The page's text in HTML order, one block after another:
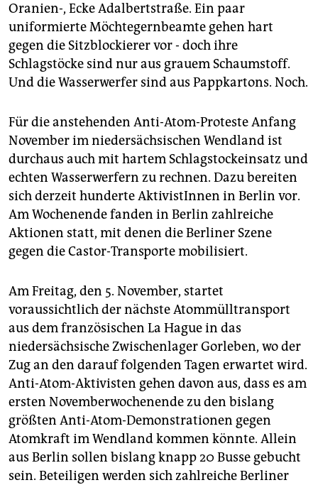
genossenschaft
epaper login
Oranien-, Ecke Adalbertstraße. Ein paar
uniformierte Möchtegernbeamte gehen hart
gegen die Sitzblockierer vor - doch ihre
Schlagstöcke sind nur aus grauem Schaumstoff.
Und die Wasserwerfer sind aus Pappkartons. Noch.
Für die anstehenden Anti-Atom-Proteste Anfang
November im niedersächsischen Wendland ist
durchaus auch mit hartem Schlagstockeinsatz und
echten Wasserwerfern zu rechnen. Dazu bereiten
sich derzeit hunderte AktivistInnen in Berlin vor.
Am Wochenende fanden in Berlin zahlreiche
Aktionen statt, mit denen die Berliner Szene
gegen die Castor-Transporte mobilisiert.
Am Freitag, den 5. November, startet
voraussichtlich der nächste Atommülltransport
aus dem französischen La Hague in das
niedersächsische Zwischenlager Gorleben, wo der
Zug an den darauf folgenden Tagen erwartet wird.
Anti-Atom-Aktivisten gehen davon aus, dass es am
ersten Novemberwochenende zu den bislang
größten Anti-Atom-Demonstrationen gegen
Atomkraft im Wendland kommen könnte. Allein
aus Berlin sollen bislang knapp 20 Busse gebucht
sein. Beteiligen werden sich zahlreiche Berliner